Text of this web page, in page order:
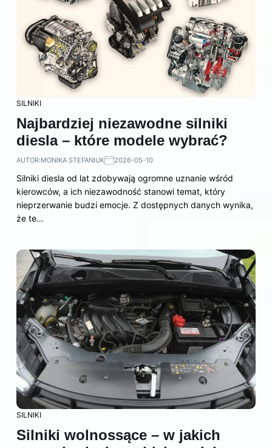
SILNIKI
Najbardziej niezawodne silniki
diesla – które modele wybrać?
AUTOR:MONIKA STEFANIUK 2026-05-10
Silniki diesla od lat zdobywają ogromne uznanie wśród
kierowców, a ich niezawodność stanowi temat, który
nieprzerwanie budzi emocje. Z dostępnych danych wynika,
że te…
SILNIKI
Silniki wolnossące – w jakich